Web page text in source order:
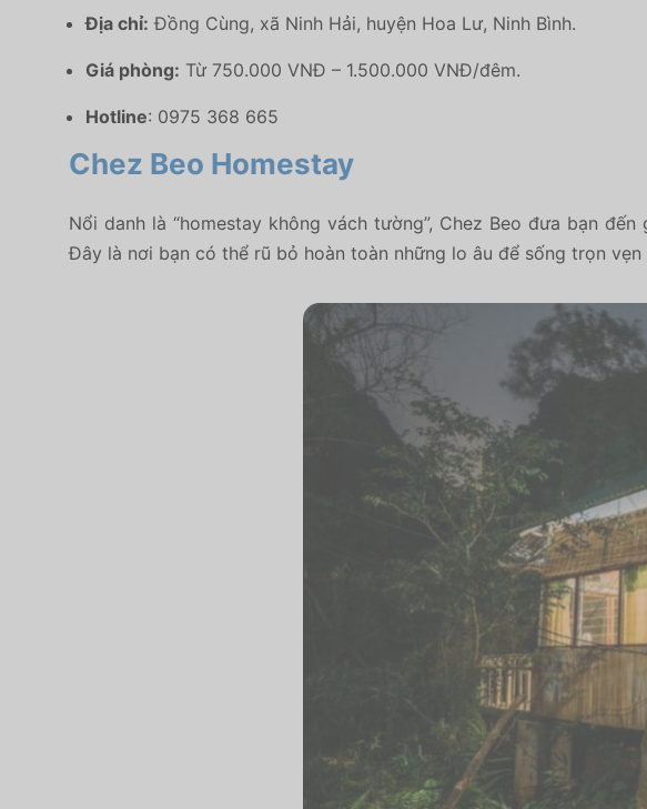
Địa chỉ: Đồng Cùng, xã Ninh Hải, huyện Hoa Lư, Ninh Bình.
Giá phòng: Từ 750.000 VNĐ – 1.500.000 VNĐ/đêm.
Hotline: 0975 368 665
Chez Beo Homestay
Nổi danh là “homestay không vách tường”, Chez Beo đưa bạn
Đây là nơi bạn có thể rũ bỏ hoàn toàn những lo âu để sống trọn